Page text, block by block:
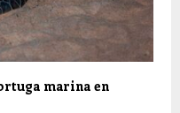
marina en